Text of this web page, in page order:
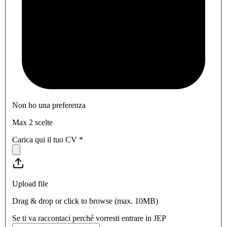
Non ho una preferenza
Max 2 scelte
Carica qui il tuo CV *
Upload file
Drag & drop or click to browse (max. 10MB)
Se ti va raccontaci perché vorresti entrare in JEP